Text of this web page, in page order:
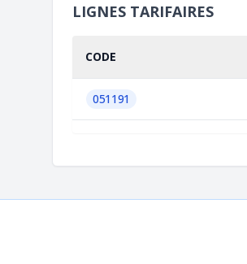
LIGNES TARIFAIRES
CODE
051191